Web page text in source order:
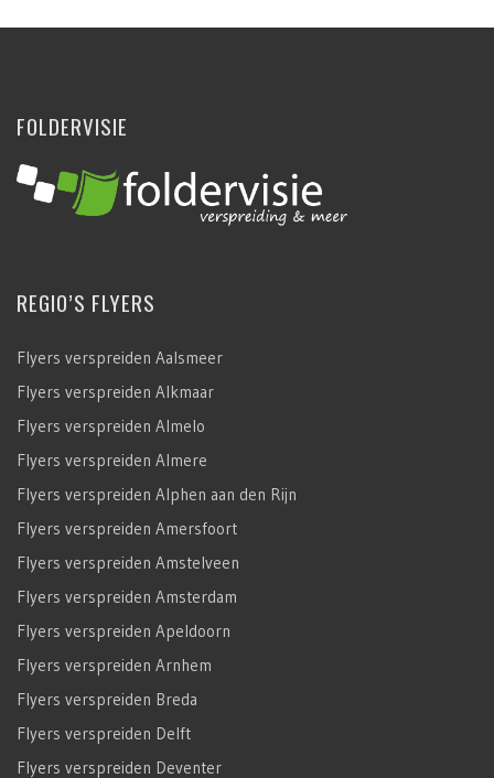
FOLDERVISIE
REGIO’S FLYERS
Flyers verspreiden Aalsmeer
Flyers verspreiden Alkmaar
Flyers verspreiden Almelo
Flyers verspreiden Almere
Flyers verspreiden Alphen aan den Rijn
Flyers verspreiden Amersfoort
Flyers verspreiden Amstelveen
Flyers verspreiden Amsterdam
Flyers verspreiden Apeldoorn
Flyers verspreiden Arnhem
Flyers verspreiden Breda
Flyers verspreiden Delft
Flyers verspreiden Deventer